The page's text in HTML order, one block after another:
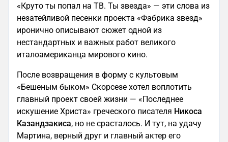
«Круто ты попал на ТВ. Ты звезда» — эти слова из
незатейливой песенки проекта «Фабрика звезд»
иронично описывают сюжет одной из
нестандартных и важных работ великого
италоамериканца мирового кино.
После возвращения в форму с культовым
«Бешеным быком» Скорсезе хотел воплотить
главный проект своей жизни — «Последнее
искушение Христа» греческого писателя Никоса
Казандзакиса, но не срасталось. И тут, на удачу
Мартина, верный друг и главный актер его